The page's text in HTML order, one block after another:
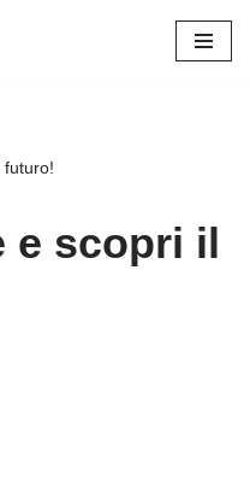
futuro!
e scopri il